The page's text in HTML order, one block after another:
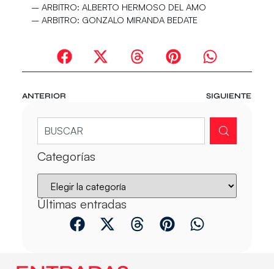
– ARBITRO: ALBERTO HERMOSO DEL AMO
– ARBITRO: GONZALO MIRANDA BEDATE
ANTERIOR SIGUIENTE
Categorías
Últimas entradas